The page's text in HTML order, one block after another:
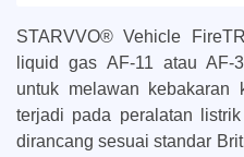
STARVVO® Vehicle
liquid gas AF-11 atau AF-
untuk melawan
terjadi pada peralatan
dirancang sesuai standar